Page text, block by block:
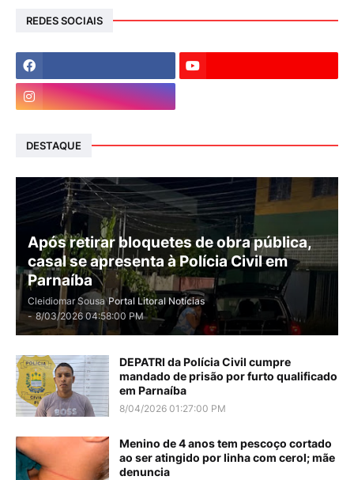
REDES SOCIAIS
DESTAQUE
Após retirar bloquetes de obra pública,
casal se apresenta à Polícia Civil em
Parnaíba
Cleidiomar Sousa Portal Litoral Notícias
- 8/03/2026 04:58:00 PM
DEPATRI da Polícia Civil cumpre
mandado de prisão por furto qualificado
em Parnaíba
8/04/2026 01:27:00 PM
Menino de 4 anos tem pescoço cortado
ao ser atingido por linha com cerol; mãe
denuncia